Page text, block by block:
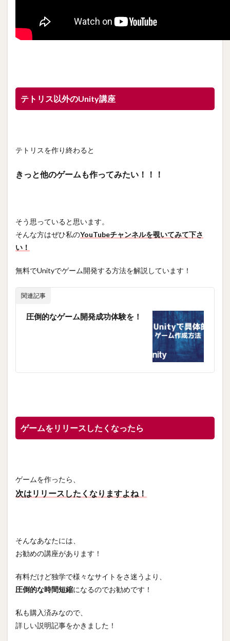
テトリス以外のUnity講座
テトリスを作り終わると
きっと他のゲームも作ってみたい！！！
そう思っていると思います。
そんな方はぜひ私のYouTubeチャンネルを覗いてみて下さ
い！
無料でUnityでゲーム開発する方法を解説しています！
関連記事
圧倒的なゲーム開発成功体験を！
ゲームをリリースしたくなったら
ゲームを作ったら、
次はリリースしたくなりますよね！
そんなあなたには、
お勧めの講座があります！
有料だけど独学で様々なサイトをさ迷うより、
圧倒的な時間短縮になるのでお勧めです！
私も購入済みなので、
詳しい説明記事をかきました！